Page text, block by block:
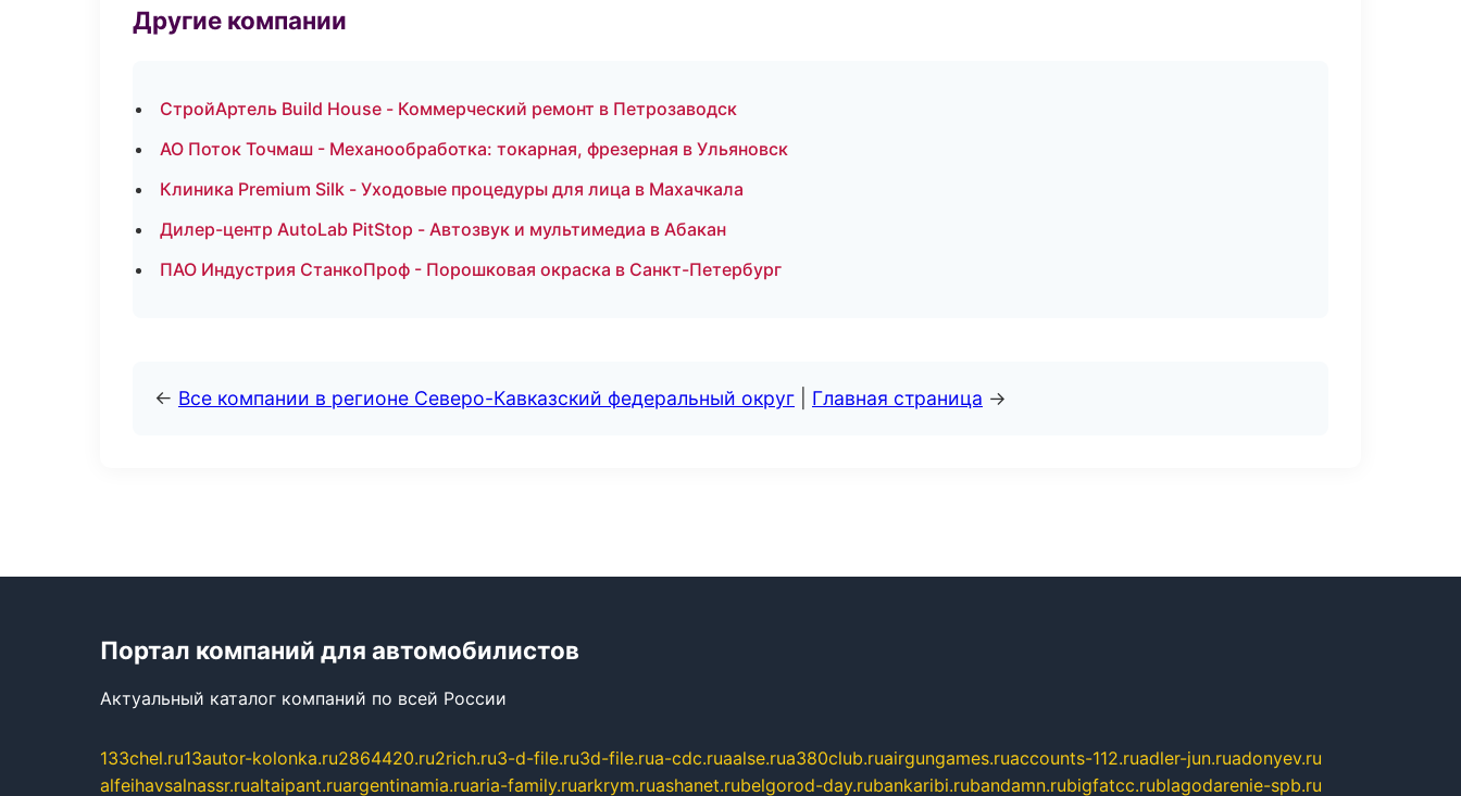
Другие компании
СтройАртель Build House - Коммерческий ремонт в Петрозаводск
АО Поток Точмаш - Механообработка: токарная, фрезерная в Ульяновск
Клиника Premium Silk - Уходовые процедуры для лица в Махачкала
Дилер-центр AutoLab PitStop - Автозвук и мультимедиа в Абакан
ПАО Индустрия СтанкоПроф - Порошковая окраска в Санкт-Петербург
← Все компании в регионе Северо-Кавказский федеральный округ Главная страница →
Портал компаний для автомобилистов
Актуальный каталог компаний по всей России
133chel.ru13autor-kolonka.ru2864420.ru2rich.ru3-d-file.ru3d-file.rua-cdc.ruaalse.rua380club.ruairgungames.ruaccounts-112.ruadler-jun.ruadonyev.ru
alfeihavsalnassr.rualtaipant.ruargentinamia.ruaria-family.ruarkrym.ruashanet.rubelgorod-day.rubankaribi.rubandamn.rubigfatcc.rublagodarenie-spb.ru